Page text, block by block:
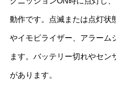
動作です。点滅または点灯状
やイモビライザー、アラーム
ます。バッテリー切れやセン
があります。